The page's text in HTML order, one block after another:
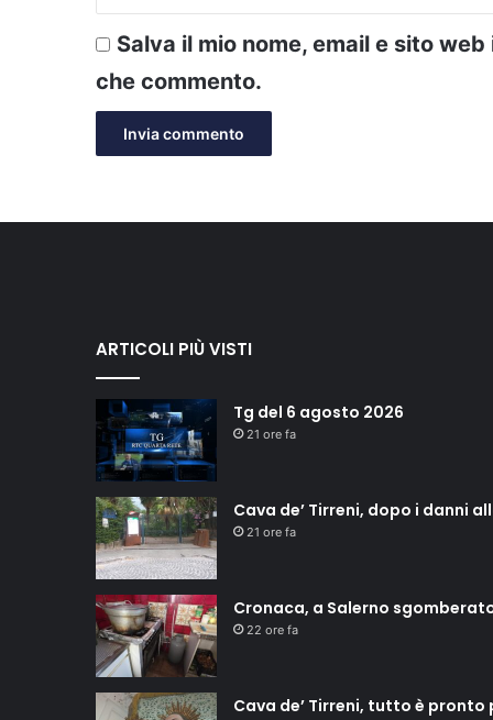
Salva il mio nome, email e sito
che commento.
ARTICOLI PIÙ VISTI
Tg del 6 agosto 2026
21 ore fa
Cava de’ Tirreni, dopo i danni
21 ore fa
Cronaca, a Salerno
22 ore fa
Cava de’ Tirreni, tutto è